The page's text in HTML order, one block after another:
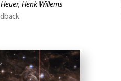
Heuer, Henk Willems